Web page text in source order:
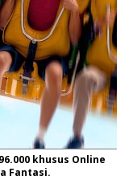
khusus Online
Fantasi.